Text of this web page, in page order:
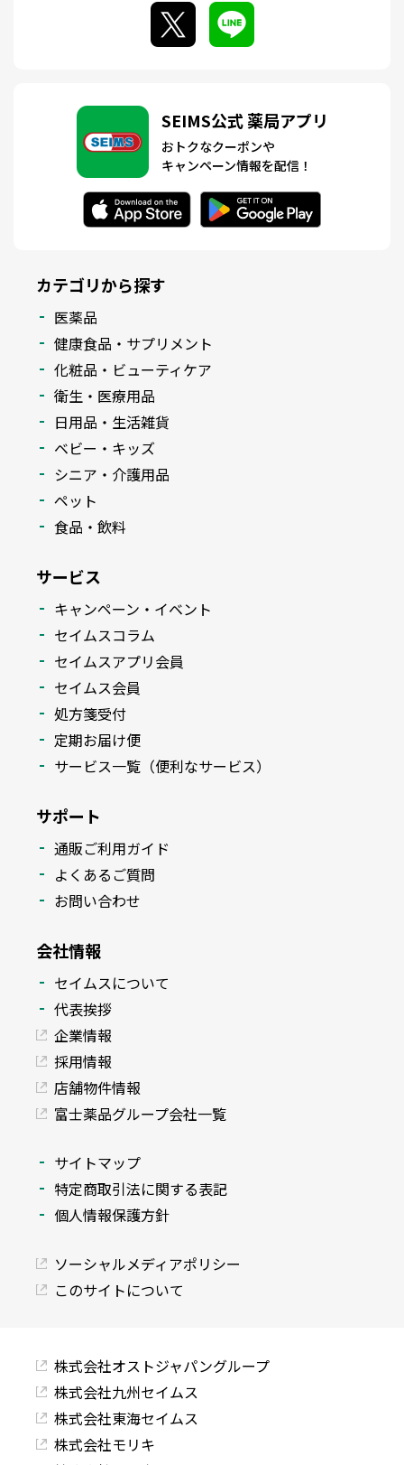
SEIMS公式 薬局アプリ
おトクなクーポンや
キャンペーン情報を配信！
カテゴリから探す
医薬品
健康食品・サプリメント
化粧品・ビューティケア
衛生・医療用品
日用品・生活雑貨
ベビー・キッズ
シニア・介護用品
ペット
食品・飲料
サービス
キャンペーン・イベント
セイムスコラム
セイムスアプリ会員
セイムス会員
処方箋受付
定期お届け便
サービス一覧（便利なサービス）
サポート
通販ご利用ガイド
よくあるご質問
お問い合わせ
会社情報
セイムスについて
代表挨拶
企業情報
採用情報
店舗物件情報
富士薬品グループ会社一覧
サイトマップ
特定商取引法に関する表記
個人情報保護方針
ソーシャルメディアポリシー
このサイトについて
株式会社オストジャパングループ
株式会社九州セイムス
株式会社東海セイムス
株式会社モリキ